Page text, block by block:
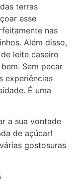
terras
esse
nas
Além disso,
leite caseiro
Sem pecar
experiências
É uma
a sua vontade
de açúcar!
gostosuras